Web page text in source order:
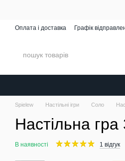
Оплата і доставка Графік
Spielew Настільні ігри Соло
Настільна
В наявності 1 відгук